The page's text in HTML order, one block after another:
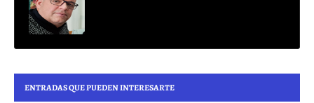
ENTRADAS QUE PUEDEN INTERESARTE